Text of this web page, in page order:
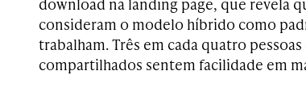
consideram o modelo híbrido como
trabalham. Três em cada quatro
compartilhados sentem facilidade em